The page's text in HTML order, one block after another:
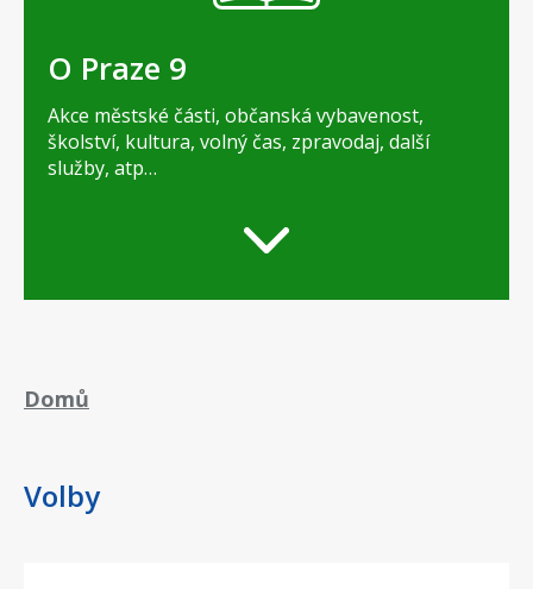
O Praze 9
Akce městské části, občanská vybavenost,
školství, kultura, volný čas, zpravodaj, další
služby, atp…
Drobečková
Domů
Volby